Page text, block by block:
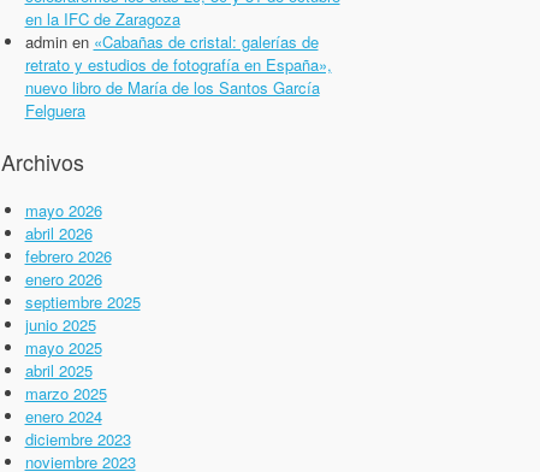
en la IFC de Zaragoza
adminen «Cabañas de cristal: galerías de
retrato y estudios de fotografía en España»,
nuevo libro de María de los Santos García
Felguera
Archivos
mayo 2026
abril 2026
febrero 2026
enero 2026
septiembre 2025
junio 2025
mayo 2025
abril 2025
marzo 2025
enero 2024
diciembre 2023
noviembre 2023